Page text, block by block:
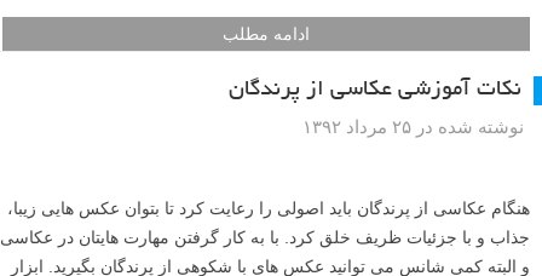
ادامه مطلب
نکات آموزشی عکاسی از پرندگان
نوشته شده در ۲۵ مرداد ۱۳۹۲